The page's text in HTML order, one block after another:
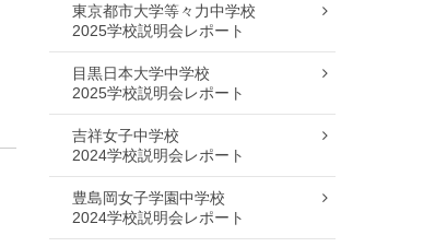
東京都市大学等々力中学校
2025学校説明会レポート
目黒日本大学中学校
2025学校説明会レポート
吉祥女子中学校
2024学校説明会レポート
豊島岡女子学園中学校
2024学校説明会レポート